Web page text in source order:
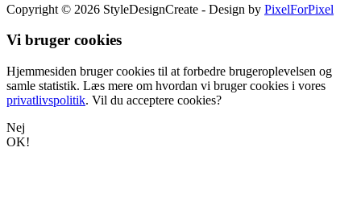
Copyright © 2026 StyleDesignCreate - Design by PixelForPixel
Vi bruger cookies
Hjemmesiden bruger cookies til at forbedre brugeroplevelsen og
samle statistik. Læs mere om hvordan vi bruger cookies i vores
privatlivspolitik. Vil du acceptere cookies?
Nej
OK!